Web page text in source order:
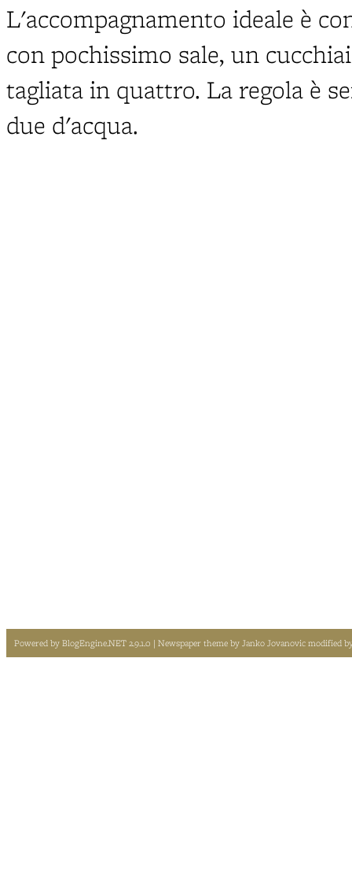
L'accompagnamento ideale è
con pochissimo sale, un
tagliata in quattro. La regola è
due d'acqua.
Powered byBlogEngine.NET 2.9.1.0 | Newspaper theme byJanko Jovanovicmodified